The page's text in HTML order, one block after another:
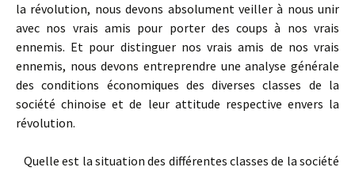
la révolution, nous devons absolument veiller à nous unir
avec nos vrais amis pour porter des coups à nos vrais
ennemis. Et pour distinguer nos vrais amis de nos vrais
ennemis, nous devons entreprendre une analyse générale
des conditions économiques des diverses classes de la
société chinoise et de leur attitude respective envers la
révolution.
Quelle est la situation des différentes classes de la société